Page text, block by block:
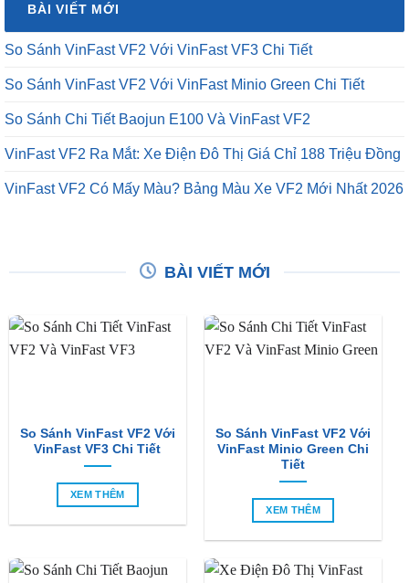
BÀI VIẾT MỚI
So Sánh VinFast VF2 Với VinFast VF3 Chi Tiết
So Sánh VinFast VF2 Với VinFast Minio Green Chi Tiết
So Sánh Chi Tiết Baojun E100 Và VinFast VF2
VinFast VF2 Ra Mắt: Xe Điện Đô Thị Giá Chỉ 188 Triệu Đồng
VinFast VF2 Có Mấy Màu? Bảng Màu Xe VF2 Mới Nhất 2026
BÀI VIẾT MỚI
So Sánh VinFast VF2 Với
VinFast VF3 Chi Tiết
XEM THÊM
So Sánh VinFast VF2 Với
VinFast Minio Green Chi
Tiết
XEM THÊM